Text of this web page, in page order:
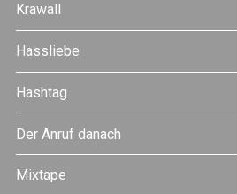
Krawall
Hassliebe
Hashtag
Der Anruf danach
Mixtape